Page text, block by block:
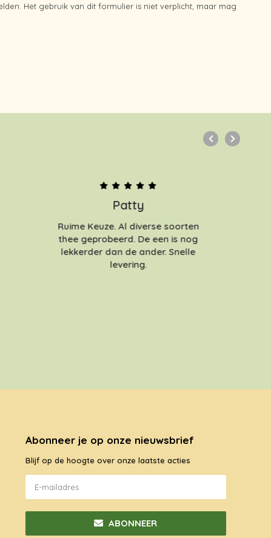
Het gebruik van dit formulier is niet verplicht, maar mag
Patty
Ruime Keuze. Al diverse soorten
thee geprobeerd. De een is nog
lekkerder dan de ander. Snelle
levering.
Abonneer je op onze nieuwsbrief
Blijf op de hoogte over onze laatste acties
ABONNEER